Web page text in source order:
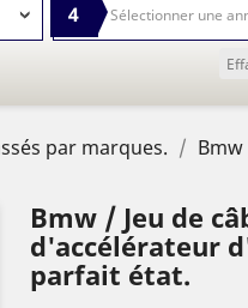
4
par marques.
Bmw
Bmw / Jeu de
d'accélérateur
parfait état.